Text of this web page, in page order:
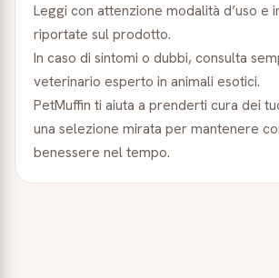
Leggi con attenzione modalità d’uso e
riportate sul prodotto.
In caso di sintomi o dubbi, consulta
veterinario esperto in animali esotici.
PetMuffin ti aiuta a prenderti cura dei
una selezione mirata per mantenere
benessere nel tempo.